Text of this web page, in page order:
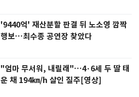
'9440억' 재산분할 판결 뒤 노소영 깜짝
행보…최수종 공연장 찾았다
"엄마 무서워, 내릴래"…4·6세 두 딸 태
운 채 194㎞/h 살인 질주[영상]